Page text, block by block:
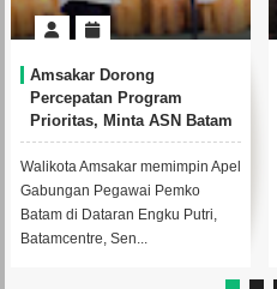
Amsakar Dorong
Percepatan Program
Prioritas, Minta ASN Batam
Lebih Responsif Layani
Masyarakat
Walikota Amsakar memimpin Apel
Gabungan Pegawai Pemko
Batam di Dataran Engku Putri,
Batamcentre, Sen...